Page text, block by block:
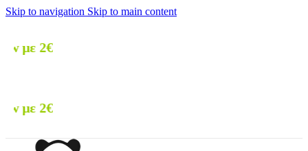
Skip to navigation Skip to main content